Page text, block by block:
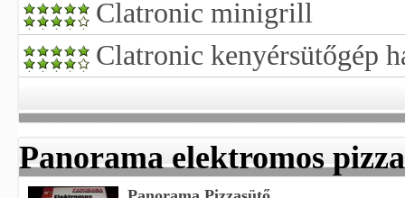
Clatronic minigrill
Clatronic kenyérsütőgép
Panorama elektromos